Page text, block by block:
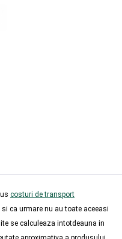
costuri de transport
ca urmare nu au toate aceeasi
se calculeaza intotdeauna in